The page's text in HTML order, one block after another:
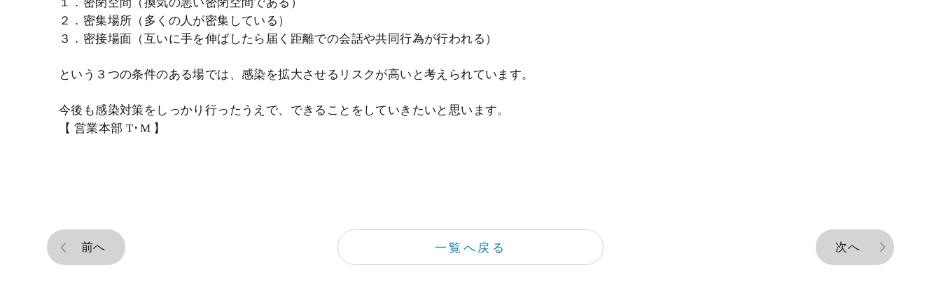
２．密集場所（多くの人が密集している）
３．密接場面（互いに手を伸ばしたら届く距離での会話や共同行為が行われる）
という３つの条件のある場では、感染を拡大させるリスクが高いと考えられています。
今後も感染対策をしっかり行ったうえで、できることをしていきたいと思います。
【 営業本部 T･M 】
前へ 一覧へ戻る 次へ